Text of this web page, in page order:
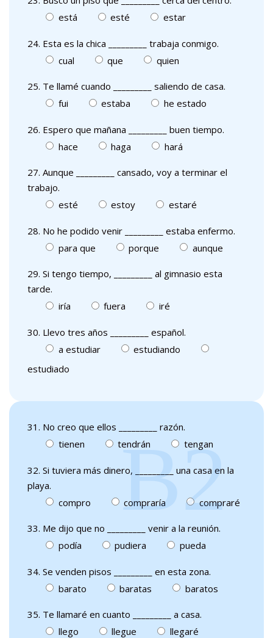
está
esté estar
24. Esta es la chica _________ trabaja conmigo.
cual
que quien
25. Te llamé cuando _________ saliendo de casa.
fui
estaba he estado
26. Espero que mañana _________ buen tiempo.
hace
haga hará
27. Aunque _________ cansado, voy a terminar el
trabajo.
esté
estoy estaré
28. No he podido venir _________ estaba enfermo.
para que
porque aunque
29. Si tengo tiempo, _________ al gimnasio esta
tarde.
iría
fuera iré
30. Llevo tres años _________ español.
a estudiar
estudiando
estudiado
31. No creo que ellos _________ razón.
tienen
tendrán tengan
32. Si tuviera más dinero, _________ una casa en la
playa.
compro
compraría compraré
33. Me dijo que no _________ venir a la reunión.
podía
pudiera pueda
34. Se venden pisos _________ en esta zona.
barato
baratas baratos
35. Te llamaré en cuanto _________ a casa.
llego
llegue llegaré